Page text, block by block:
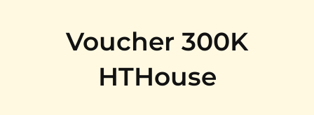
Voucher 300K
HTHouse